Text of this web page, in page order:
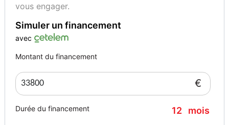
vous engager.
Simuler un financement
avec
Montant du financement
€
Durée du financement 12 mois